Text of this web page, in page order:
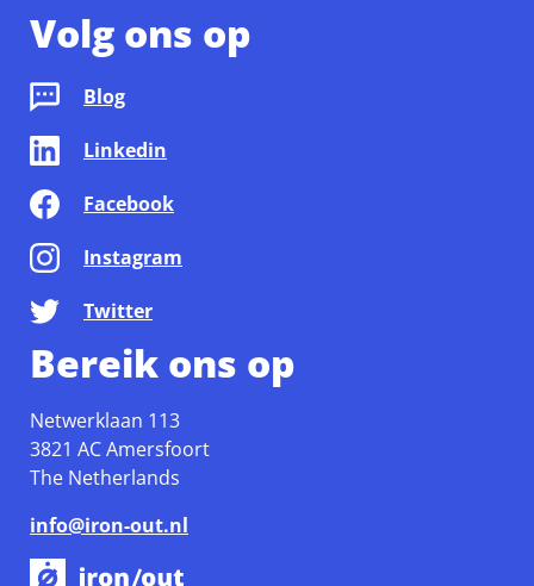
Volg ons op
Blog
Linkedin
Facebook
Instagram
Twitter
Bereik ons op
Netwerklaan 113
3821 AC Amersfoort
The Netherlands
info@iron-out.nl